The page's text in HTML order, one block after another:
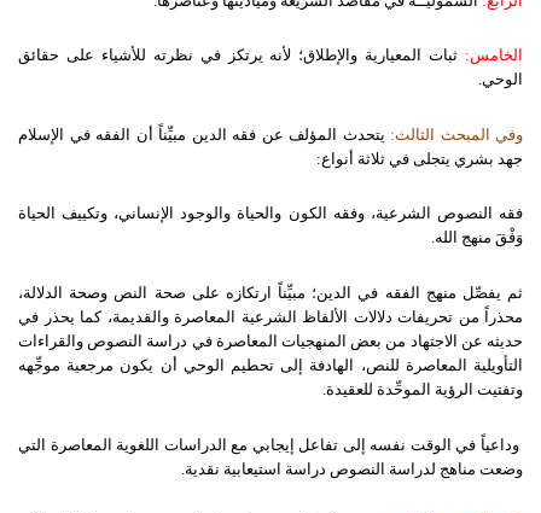
الخامس: ثبات المعيارية والإطلاق؛ لأنه يرتكز في نظرته للأشياء على حقائق
الوحي.
وفي المبحث الثالث: يتحدث المؤلف عن فقه الدين مبيِّناً أن الفقه في الإسلام
جهد بشري يتجلى في ثلاثة أنواع:
فقه النصوص الشرعية، وفقه الكون والحياة والوجود الإنساني، وتكييف الحياة
وَفْقَ منهج الله.
ثم يفصِّل منهج الفقه في الدين؛ مبيِّناً ارتكازه على صحة النص وصحة الدلالة،
محذراً من تحريفات دلالات الألفاظ الشرعية المعاصرة والقديمة، كما يحذر في
حديثه عن الاجتهاد من بعض المنهجيات المعاصرة في دراسة النصوص والقراءات
التأويلية المعاصرة للنص، الهادفة إلى تحطيم الوحي أن يكون مرجعية موجِّهه
وتفتيت الرؤية الموحِّدة للعقيدة.
وداعياً في الوقت نفسه إلى تفاعل إيجابي مع الدراسات اللغوية المعاصرة التي
وضعت مناهج لدراسة النصوص دراسة استيعابية نقدية.